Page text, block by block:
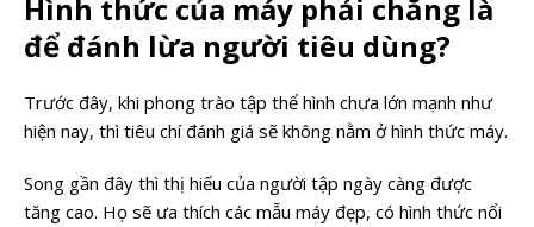
Hình thức của máy phải chăng là
để đánh lừa người tiêu dùng?
Trước đây, khi phong trào tập thể hình chưa lớn mạnh như
hiện nay, thì tiêu chí đánh giá sẽ không nằm ở hình thức máy.
Song gần đây thì thị hiếu của người tập ngày càng được
tăng cao. Họ sẽ ưa thích các mẫu máy đẹp, có hình thức nổi